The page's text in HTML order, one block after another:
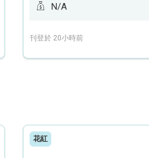
N/A
刊登於 20小時前
花紅